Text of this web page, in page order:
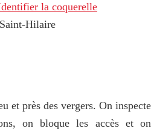
la coquerelle
et près des vergers. On inspecte
on bloque les accès et on